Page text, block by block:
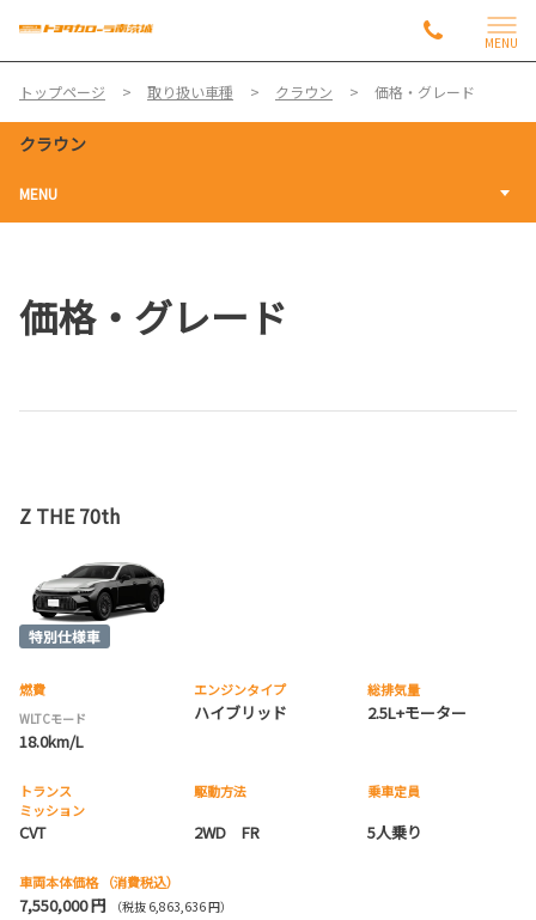
MENU
トップページ 取り扱い車種 クラウン 価格・グレード
クラウン
MENU
価格・グレード
Z THE 70th
燃費
WLTCモード
18.0km/L
エンジンタイプ
ハイブリッド
総排気量
2.5L+モーター
トランス
ミッション
CVT
駆動方法
2WD FR
乗車定員
5人乗り
車両本体価格 （消費税込）
7,550,000 円 （税抜 6,863,636 円）